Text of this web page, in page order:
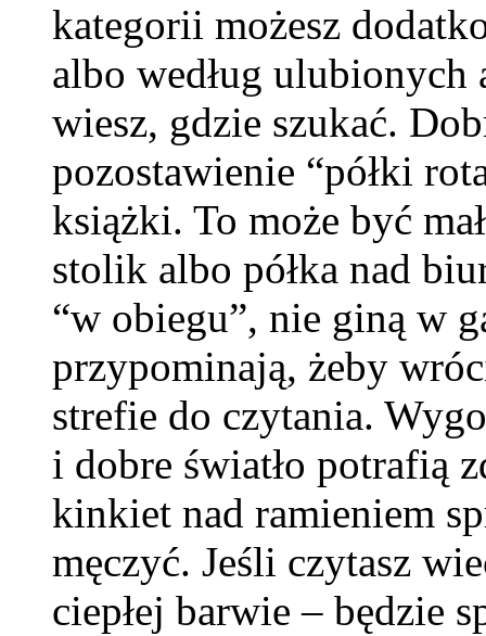
kategorii możesz
albo według ulubionych
wiesz, gdzie szukać.
pozostawienie “półki
książki. To może być
stolik albo półka nad
“w obiegu”, nie giną w
przypominają, żeby
strefie do czytania.
i dobre światło potrafią
kinkiet nad ramieniem
męczyć. Jeśli czytasz
ciepłej barwie – będzie